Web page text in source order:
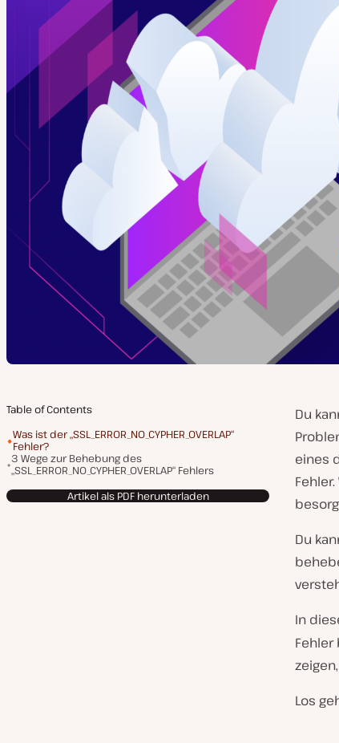
Table of Contents
Was ist der „SSL_ERROR_NO_CYPHER_OVERLAP“
Fehler?
3 Wege zur Behebung des
„SSL_ERROR_NO_CYPHER_OVERLAP“ Fehlers
Artikel als PDF herunterladen
Du
eines
Du
In
Los